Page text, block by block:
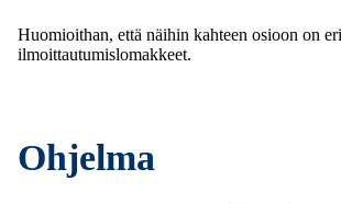
Huomioithan, että näihin kahteen osioon on
ilmoittautumislomakkeet.
Ohjelma